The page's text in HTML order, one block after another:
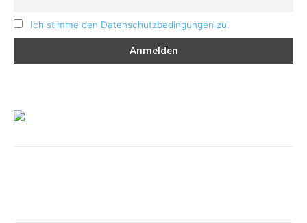
Ich stimme den Datenschutzbedingungen zu.